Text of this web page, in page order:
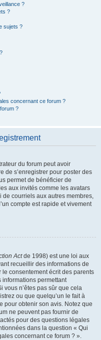
?
?
sujets ?
concernant ce forum ?
?
du forum peut avoir
de s’enregistrer pour poster des
permet de bénéficier de
aux invités comme les avatars
de courriels aux autres membres,
compte est rapide et vivement
Actde 1998) est une loi aux
recueillir des informations de
consentement écrit des parents
informations permettant
vous n’êtes pas sûr que cela
ou que quelqu’un le fait à
pour obtenir son avis. Notez que
ne peuvent pas fournir de
pour des questions légales
dans la question « Qui
concernant ce forum ? ».